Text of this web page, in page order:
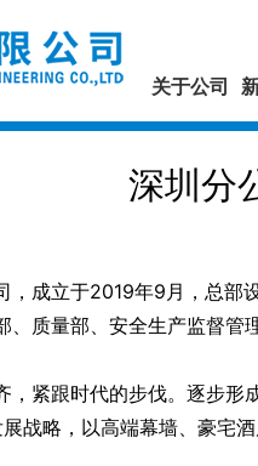
关于公司
深圳分
成立于2019年9月，总部
质量部、安全生产监督管
紧跟时代的步伐。逐步形
战略，以高端幕墙、豪宅